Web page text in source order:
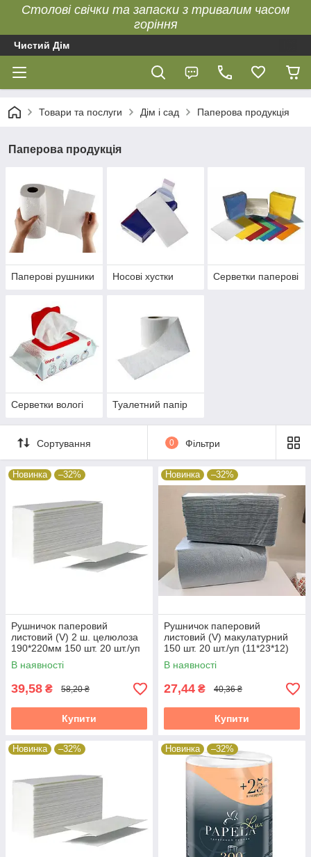
Столові свічки та запаски з тривалим часом
горіння
Чистий Дім
Товари та послуги Дім і сад Паперова продукція
Паперова продукція
Паперові рушники Носові хустки Серветки паперові
Серветки вологі Туалетний папір
Сортування 0 Фільтри
Новинка –32%
Рушничок паперовий
листовий (V) 2 ш. целюлоза
190*220мм 150 шт. 20 шт./уп
В наявності
39,58 ₴ 58,20 ₴
Купити
Новинка –32%
Рушничок паперовий
листовий (V) макулатурний
150 шт. 20 шт./уп (11*23*12)
19824
В наявності
27,44 ₴ 40,36 ₴
Купити
Новинка –32% Новинка –32%